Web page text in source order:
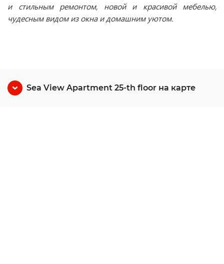
и стильным ремонтом, новой и красивой мебелью,
чудесным видом из окна и домашним уютом.
Sea View Apartment 25-th floor на карте